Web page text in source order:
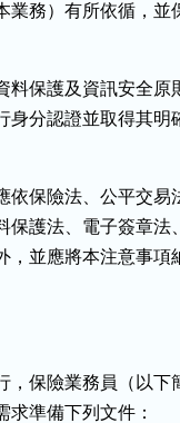
業務）有所依循，
料保護及資訊安全原
身分認證並取得其
依保險法、公平交易
保護法、電子簽章
，並應將本注意事
，保險業務員（以下
求準備下列文件：